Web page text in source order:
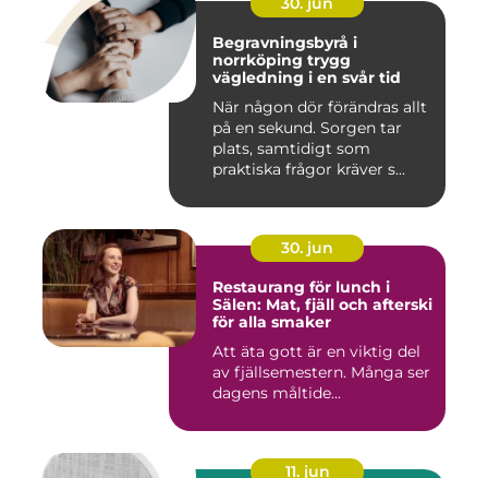
Begravningsbyrå i
norrköping trygg
vägledning i en svår tid
När någon dör förändras allt
på en sekund. Sorgen tar
plats, samtidigt som
praktiska frågor kräver s...
30. jun
Restaurang för lunch i
Sälen: Mat, fjäll och afterski
för alla smaker
Att äta gott är en viktig del
av fjällsemestern. Många ser
dagens måltide...
11. jun